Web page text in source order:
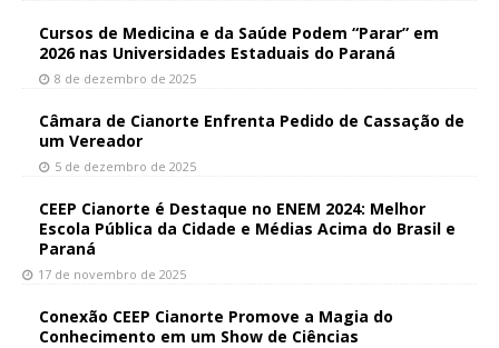
Cursos de Medicina e da Saúde Podem “Parar” em
2026 nas Universidades Estaduais do Paraná
8 de dezembro de 2025
Câmara de Cianorte Enfrenta Pedido de Cassação de
um Vereador
5 de dezembro de 2025
CEEP Cianorte é Destaque no ENEM 2024: Melhor
Escola Pública da Cidade e Médias Acima do Brasil e
Paraná
17 de novembro de 2025
Conexão CEEP Cianorte Promove a Magia do
Conhecimento em um Show de Ciências